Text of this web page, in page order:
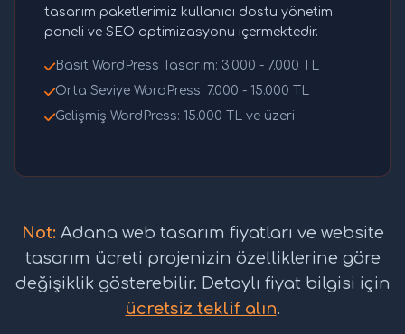
tasarım paketlerimiz kullanıcı dostu yönetim
paneli ve SEO optimizasyonu içermektedir.
Basit WordPress Tasarım: 3.000 - 7.000 TL
Orta Seviye WordPress: 7.000 - 15.000 TL
Gelişmiş WordPress: 15.000 TL ve üzeri
Not:Adana web tasarım fiyatları ve website
tasarım ücreti projenizin özelliklerine göre
değişiklik gösterebilir. Detaylı fiyat bilgisi için
ücretsiz teklif alın.